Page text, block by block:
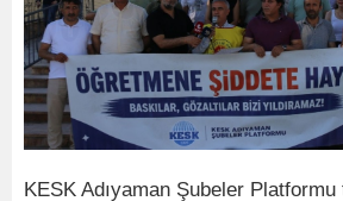
KESK Adıyaman Şubeler Platformu